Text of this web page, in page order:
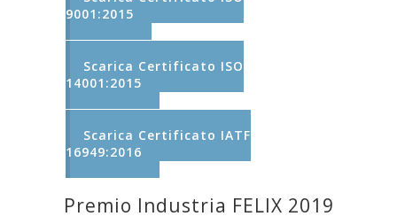
9001:2015
Scarica Certificato ISO
14001:2015
Scarica Certificato IATF
16949:2016
Premio Industria FELIX 2019